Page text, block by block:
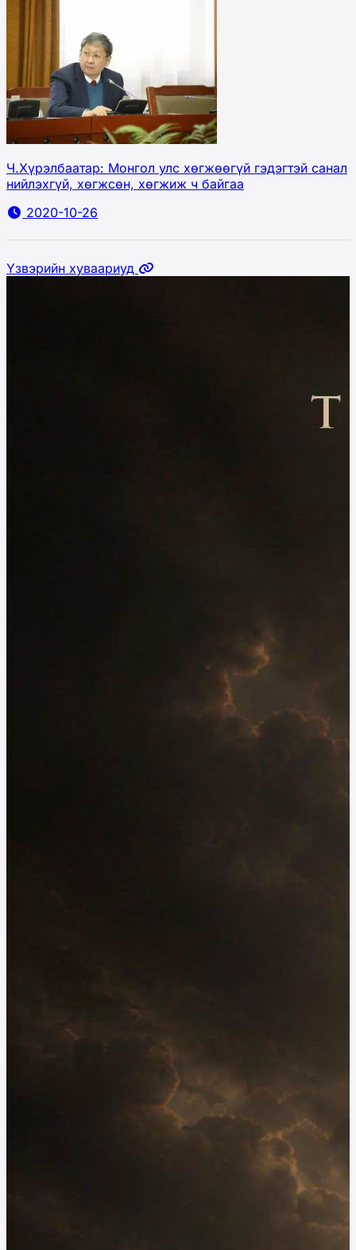
Ч.Хүрэлбаатар: Монгол улс хөгжөөгүй гэдэгтэй санал
нийлэхгүй, хөгжсөн, хөгжиж ч байгаа
2020-10-26
Үзвэрийн хуваариуд